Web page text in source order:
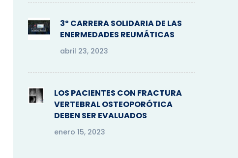
3º CARRERA SOLIDARIA DE LAS
ENERMEDADES REUMÁTICAS
abril 23, 2023
LOS PACIENTES CON FRACTURA
VERTEBRAL OSTEOPORÓTICA
DEBEN SER EVALUADOS
enero 15, 2023